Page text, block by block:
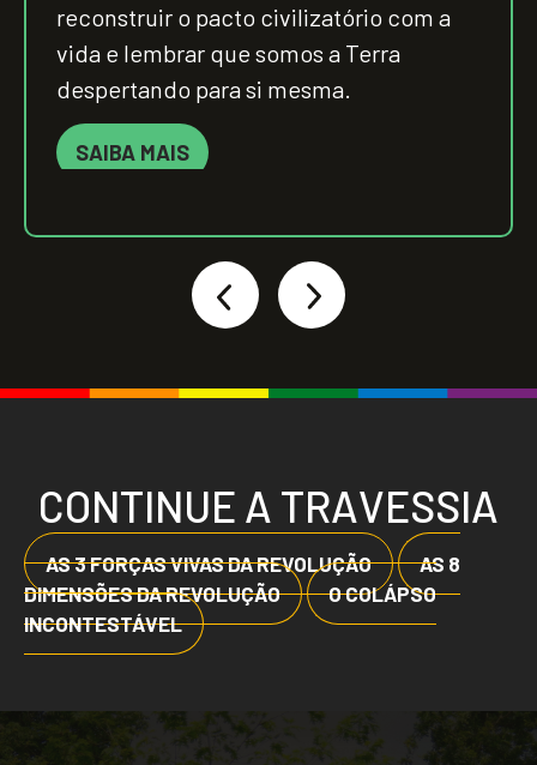
reconstruir o pacto civilizatório com a
vida e lembrar que somos a Terra
despertando para si mesma.
SAIBA MAIS
CONTINUE A TRAVESSIA
AS 3 FORÇAS VIVAS DA REVOLUÇÃO
AS 8
DIMENSÕES DA REVOLUÇÃO
O COLÁPSO
INCONTESTÁVEL